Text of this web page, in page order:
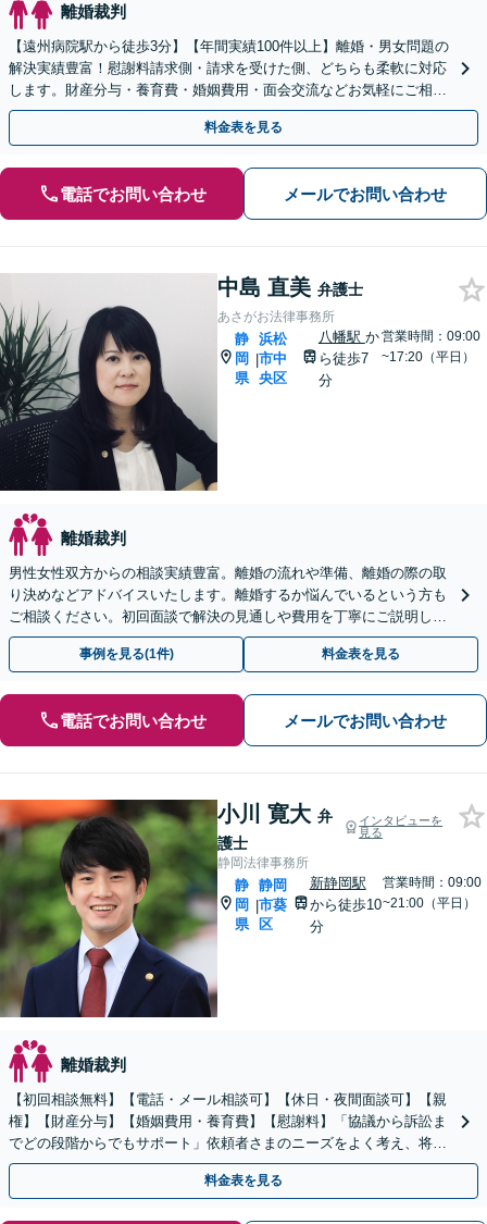
離婚裁判
【遠州病院駅から徒歩3分】【年間実績100件以上】離婚・男女問題の
解決実績豊富！慰謝料請求側・請求を受けた側、どちらも柔軟に対応
します。財産分与・養育費・婚姻費用・面会交流などお気軽にご相談
ください。【完全個室対応】
料金表を見る
電話でお問い合わせ メールでお問い合わせ
中島 直美 弁護士
あさがお法律事務所
静
岡
県
|
浜松
市中
央区
八幡駅 か
ら徒歩7
分
営業時間：09:00
~17:20（平日）
離婚裁判
男性女性双方からの相談実績豊富。離婚の流れや準備、離婚の際の取
り決めなどアドバイスいたします。離婚するか悩んでいるという方も
ご相談ください。初回面談で解決の見通しや費用を丁寧にご説明しま
す。不貞相手への慰謝料請求や、請求を受けた方にも対応。
事例を見る(1件) 料金表を見る
電話でお問い合わせ メールでお問い合わせ
小川 寛大 弁
護士
インタビューを
見る
静岡法律事務所
静
岡
県
|
静岡
市葵
区
新静岡駅
から徒歩10
分
営業時間：09:00
~21:00（平日）
離婚裁判
【初回相談無料】【電話・メール相談可】【休日・夜間面談可】【親
権】【財産分与】【婚姻費用・養育費】【慰謝料】「協議から訴訟ま
でどの段階からでもサポート」依頼者さまのニーズをよく考え、将来
を見据えたサポートができるよう親身に対応いたします。
料金表を見る